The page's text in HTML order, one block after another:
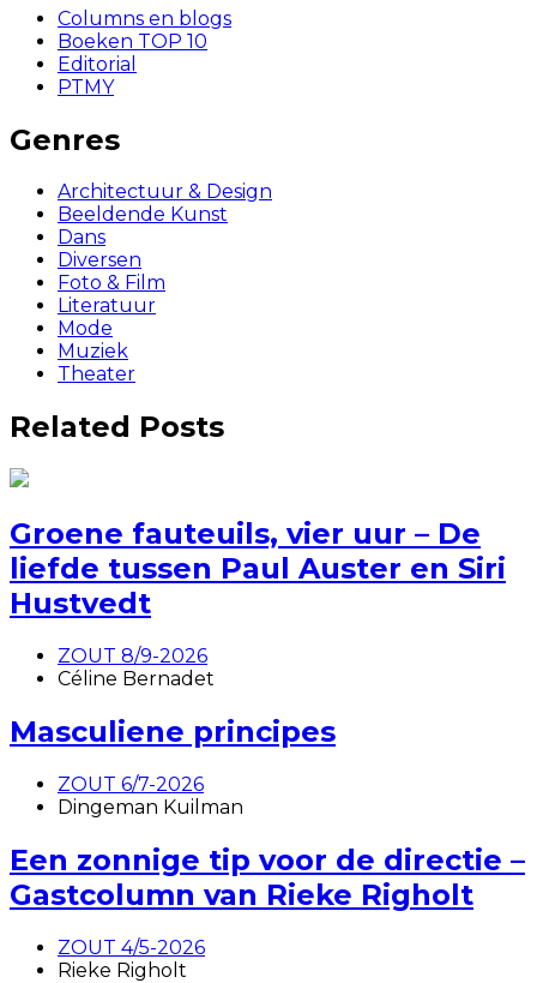
Columns en blogs
Boeken TOP 10
Editorial
PTMY
Genres
Architectuur & Design
Beeldende Kunst
Dans
Diversen
Foto & Film
Literatuur
Mode
Muziek
Theater
Related Posts
Groene fauteuils, vier uur – De
liefde tussen Paul Auster en Siri
Hustvedt
ZOUT 8/9-2026
Céline Bernadet
Masculiene principes
ZOUT 6/7-2026
Dingeman Kuilman
Een zonnige tip voor de directie –
Gastcolumn van Rieke Righolt
ZOUT 4/5-2026
Rieke Righolt